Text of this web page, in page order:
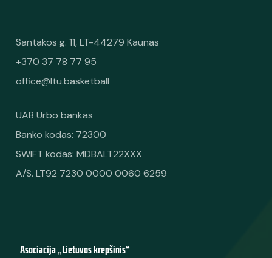
Santakos g. 11, LT-44279 Kaunas
+370 37 78 77 95
office@ltu.basketball
UAB Urbo bankas
Banko kodas: 72300
SWIFT kodas: MDBALT22XXX
A/S. LT92 7230 0000 0060 6259
Asociacija „Lietuvos krepšinis“